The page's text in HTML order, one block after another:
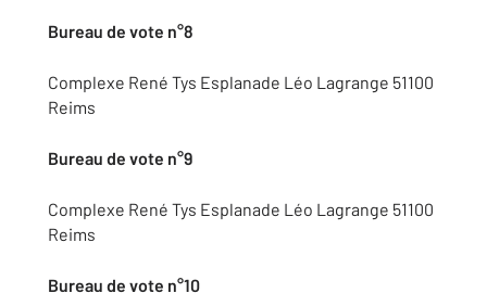
Bureau de vote n°8
Complexe René Tys Esplanade Léo Lagrange 51100
Reims
Bureau de vote n°9
Complexe René Tys Esplanade Léo Lagrange 51100
Reims
Bureau de vote n°10